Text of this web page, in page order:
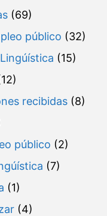
(69)
público (32)
(15)
recibidas (8)
público (2)
(7)
(1)
(4)